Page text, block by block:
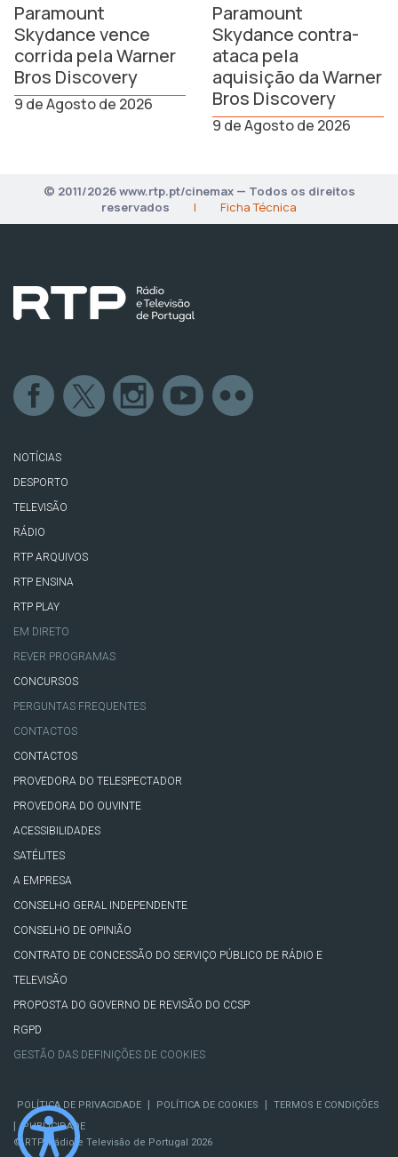
Paramount
Skydance vence
corrida pela Warner
Bros Discovery
9 de Agosto de 2026
Paramount
Skydance contra-
ataca pela
aquisição da Warner
Bros Discovery
9 de Agosto de 2026
© 2011/2026 www.rtp.pt/cinemax — Todos os direitos
reservados
| Ficha Técnica
NOTÍCIAS
DESPORTO
TELEVISÃO
RÁDIO
RTP ARQUIVOS
RTP ENSINA
RTP PLAY
EM DIRETO
REVER PROGRAMAS
CONCURSOS
PERGUNTAS FREQUENTES
CONTACTOS
CONTACTOS
PROVEDORA DO TELESPECTADOR
PROVEDORA DO OUVINTE
ACESSIBILIDADES
SATÉLITES
A EMPRESA
CONSELHO GERAL INDEPENDENTE
CONSELHO DE OPINIÃO
CONTRATO DE CONCESSÃO DO SERVIÇO PÚBLICO DE RÁDIO E
TELEVISÃO
PROPOSTA DO GOVERNO DE REVISÃO DO CCSP
RGPD
GESTÃO DAS DEFINIÇÕES DE COOKIES
POLÍTICA DE PRIVACIDADE POLÍTICA DE COOKIES TERMOS E CONDIÇÕES
PUBLICIDADE
© RTP, Rádio e Televisão de Portugal 2026